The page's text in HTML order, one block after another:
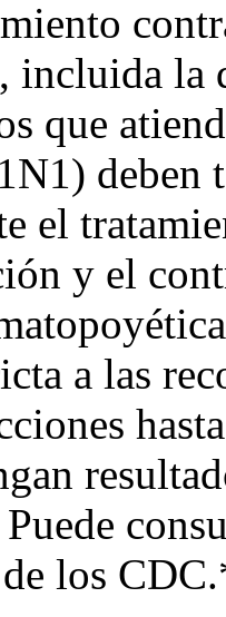
incluida
que
deben
el
y el
a las
de los